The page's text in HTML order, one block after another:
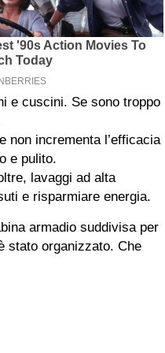
e cuscini. Se sono troppo
non incrementa l’efficacia
e pulito.
lavaggi ad alta
e risparmiare energia.
armadio suddivisa per
stato organizzato. Che